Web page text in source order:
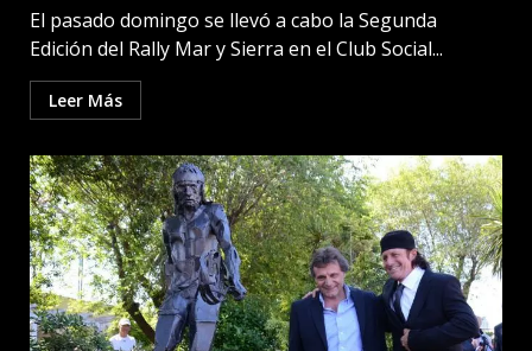
El pasado domingo se llevó a cabo la Segunda
Edición del Rally Mar y Sierra en el Club Social...
Leer Más